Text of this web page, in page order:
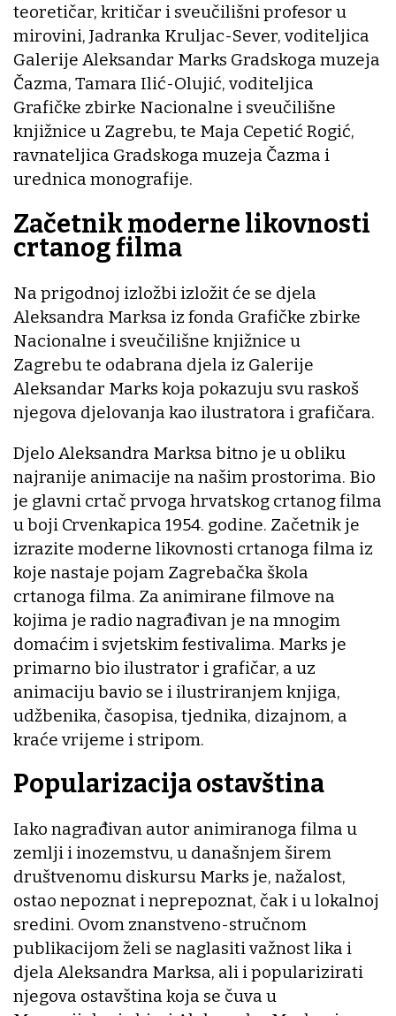
teoretičar, kritičar i sveučilišni profesor u
mirovini, Jadranka Kruljac-Sever, voditeljica
Galerije Aleksandar Marks Gradskoga muzeja
Čazma, Tamara Ilić-Olujić, voditeljica
Grafičke zbirke Nacionalne i sveučilišne
knjižnice u Zagrebu, te Maja Cepetić Rogić,
ravnateljica Gradskoga muzeja Čazma i
urednica monografije.
Začetnik moderne likovnosti
crtanog filma
Na prigodnoj izložbi izložit će se djela
Aleksandra Marksa iz fonda Grafičke zbirke
Nacionalne i sveučilišne knjižnice u
Zagrebu te odabrana djela iz Galerije
Aleksandar Marks koja pokazuju svu raskoš
njegova djelovanja kao ilustratora i grafičara.
Djelo Aleksandra Marksa bitno je u obliku
najranije animacije na našim prostorima. Bio
je glavni crtač prvoga hrvatskog crtanog filma
u boji Crvenkapica 1954. godine. Začetnik je
izrazite moderne likovnosti crtanoga filma iz
koje nastaje pojam Zagrebačka škola
crtanoga filma. Za animirane filmove na
kojima je radio nagrađivan je na mnogim
domaćim i svjetskim festivalima. Marks je
primarno bio ilustrator i grafičar, a uz
animaciju bavio se i ilustriranjem knjiga,
udžbenika, časopisa, tjednika, dizajnom, a
kraće vrijeme i stripom.
Popularizacija ostavština
Iako nagrađivan autor animiranoga filma u
zemlji i inozemstvu, u današnjem širem
društvenomu diskursu Marks je, nažalost,
ostao nepoznat i neprepoznat, čak i u lokalnoj
sredini. Ovom znanstveno-stručnom
publikacijom želi se naglasiti važnost lika i
djela Aleksandra Marksa, ali i popularizirati
njegova ostavština koja se čuva u